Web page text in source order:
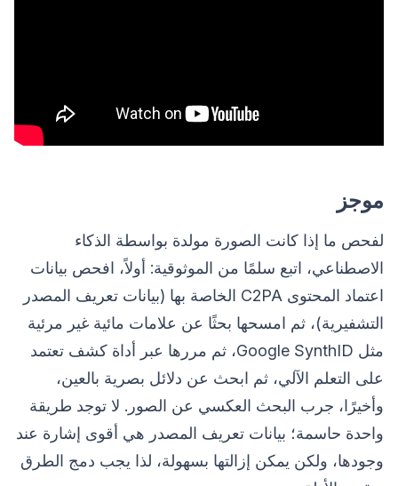
موجز
لفحص ما إذا كانت الصورة مولدة بواسطة الذكاء
الاصطناعي، اتبع سلمًا من الموثوقية: أولاً، افحص بيانات
اعتماد المحتوى C2PA الخاصة بها (بيانات تعريف المصدر
التشفيرية)، ثم امسحها بحثًا عن علامات مائية غير مرئية
مثل Google SynthID، ثم مررها عبر أداة كشف تعتمد
على التعلم الآلي، ثم ابحث عن دلائل بصرية بالعين،
وأخيرًا، جرب البحث العكسي عن الصور. لا توجد طريقة
واحدة حاسمة؛ بيانات تعريف المصدر هي أقوى إشارة عند
وجودها، ولكن يمكن إزالتها بسهولة، لذا يجب دمج الطرق